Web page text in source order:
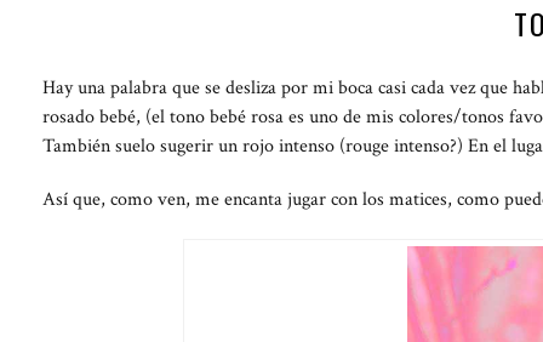
Hay una palabra que se desliza por mi boca casi cada vez que
rosado bebé, (el tono bebé rosa es uno de mis colores/tonos
También suelo sugerir un rojo intenso (rouge intenso?) En el
Así que, como ven, me encanta jugar con los matices, como